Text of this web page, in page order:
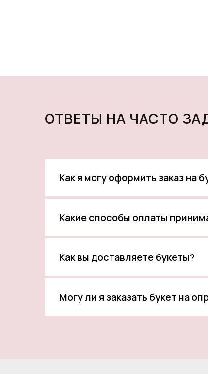
ОТВЕТЫ НА ЧАСТО
Как я могу оформить заказ на
Какие способы оплаты
Как вы доставляете букеты?
Могу ли я заказать букет на